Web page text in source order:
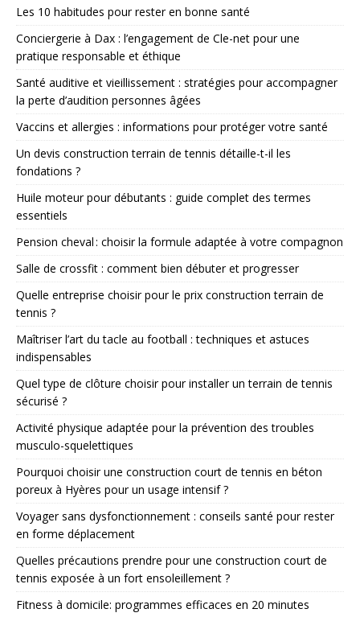
Les 10 habitudes pour rester en bonne santé
Conciergerie à Dax : l’engagement de Cle-net pour une
pratique responsable et éthique
Santé auditive et vieillissement : stratégies pour accompagner
la perte d’audition personnes âgées
Vaccins et allergies : informations pour protéger votre santé
Un devis construction terrain de tennis détaille-t-il les
fondations ?
Huile moteur pour débutants : guide complet des termes
essentiels
Pension cheval : choisir la formule adaptée à votre compagnon
Salle de crossfit : comment bien débuter et progresser
Quelle entreprise choisir pour le prix construction terrain de
tennis ?
Maîtriser l’art du tacle au football : techniques et astuces
indispensables
Quel type de clôture choisir pour installer un terrain de tennis
sécurisé ?
Activité physique adaptée pour la prévention des troubles
musculo-squelettiques
Pourquoi choisir une construction court de tennis en béton
poreux à Hyères pour un usage intensif ?
Voyager sans dysfonctionnement : conseils santé pour rester
en forme déplacement
Quelles précautions prendre pour une construction court de
tennis exposée à un fort ensoleillement ?
Fitness à domicile: programmes efficaces en 20 minutes